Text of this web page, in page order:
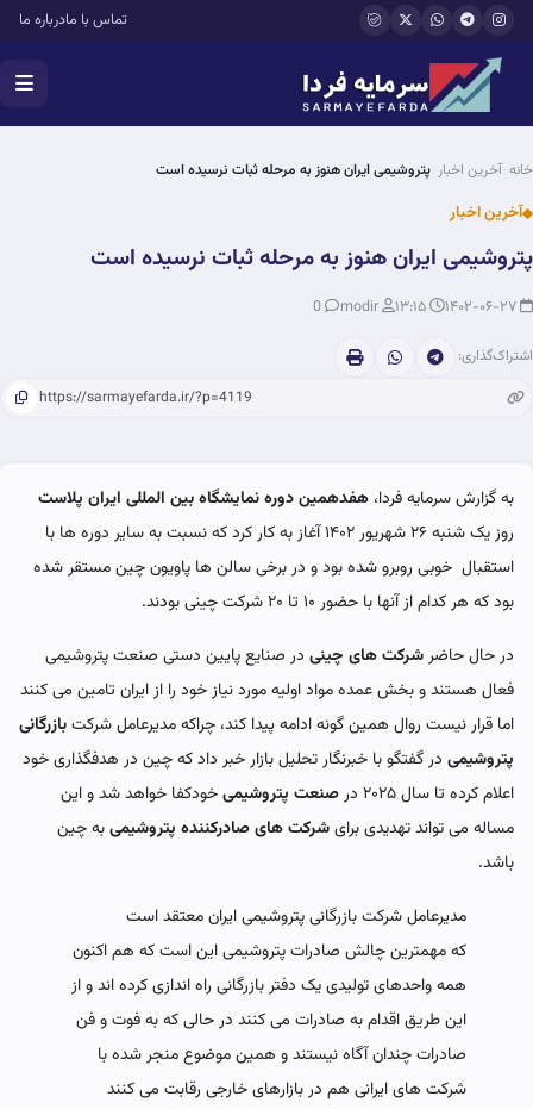
رفتن به محتوای اصلی تماس با مادرباره ما
خانه آخرین اخبار پتروشیمی ایران هنوز به مرحله ثبات نرسیده است
آخرین اخبار
پتروشیمی ایران هنوز به مرحله ثبات نرسیده است
اشتراک‌گذاری:
به گزارش سرمایه فردا، هفدهمین دوره نمایشگاه بین المللی ایران پلاست
روز یک شنبه ۲۶ شهریور ۱۴۰۲ آغاز به کار کرد که نسبت به سایر دوره ها با
استقبال خوبی روبرو شده بود و در برخی سالن ها پاویون چین مستقر شده
بود که هر کدام از آنها با حضور ۱۰ تا ۲۰ شرکت چینی بودند.
در حال حاضرشرکت های چینی در صنایع پایین دستی صنعت پتروشیمی
فعال هستند و بخش عمده مواد اولیه مورد نیاز خود را از ایران تامین می کنند
اما قرار نیست روال همین گونه ادامه پیدا کند، چراکه مدیرعامل شرکتبازرگانی
پتروشیمی در گفتگو با خبرنگار تحلیل بازار خبر داد که چین در هدفگذاری خود
اعلام کرده تا سال ۲۰۲۵ در
صنعت پتروشیمیخودکفا خواهد شد و این
مساله می تواند تهدیدی برایشرکت های صادرکننده پتروشیمیبه چین
باشد.
مدیرعامل شرکت بازرگانی پتروشیمی ایران معتقد است
که مهمترین چالش صادرات پتروشیمی این است که هم اکنون
همه واحدهای تولیدی یک دفتر بازرگانی راه اندازی کرده اند و از
این طریق اقدام به صادرات می کنند در حالی که به فوت و فن
صادرات چندان آگاه نیستند و همین موضوع منجر شده با
شرکت های ایرانی هم در بازارهای خارجی رقابت می کنند